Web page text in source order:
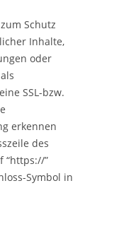
Schutz
Inhalte,
oder
SSL-bzw.
erkennen
des
“https://”
Symbol in